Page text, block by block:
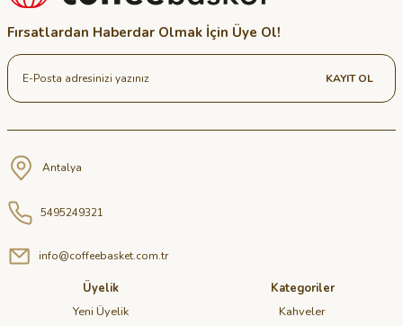
Fırsatlardan Haberdar Olmak İçin Üye Ol!
KAYIT OL
Antalya
5495249321
info@coffeebasket.com.tr
Üyelik
Yeni Üyelik
Kategoriler
Kahveler